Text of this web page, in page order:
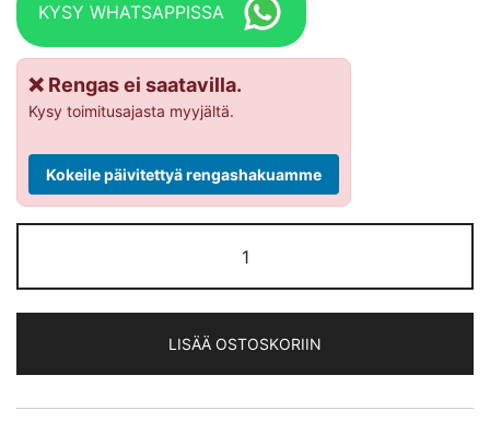
KYSY WHATSAPPISSA
❌ Rengas ei saatavilla.
Kysy toimitusajasta myyjältä.
Kokeile päivitettyä rengashakuamme
PRIMACY
4+
kesärengas
225/50-
17
LISÄÄ OSTOSKORIIN